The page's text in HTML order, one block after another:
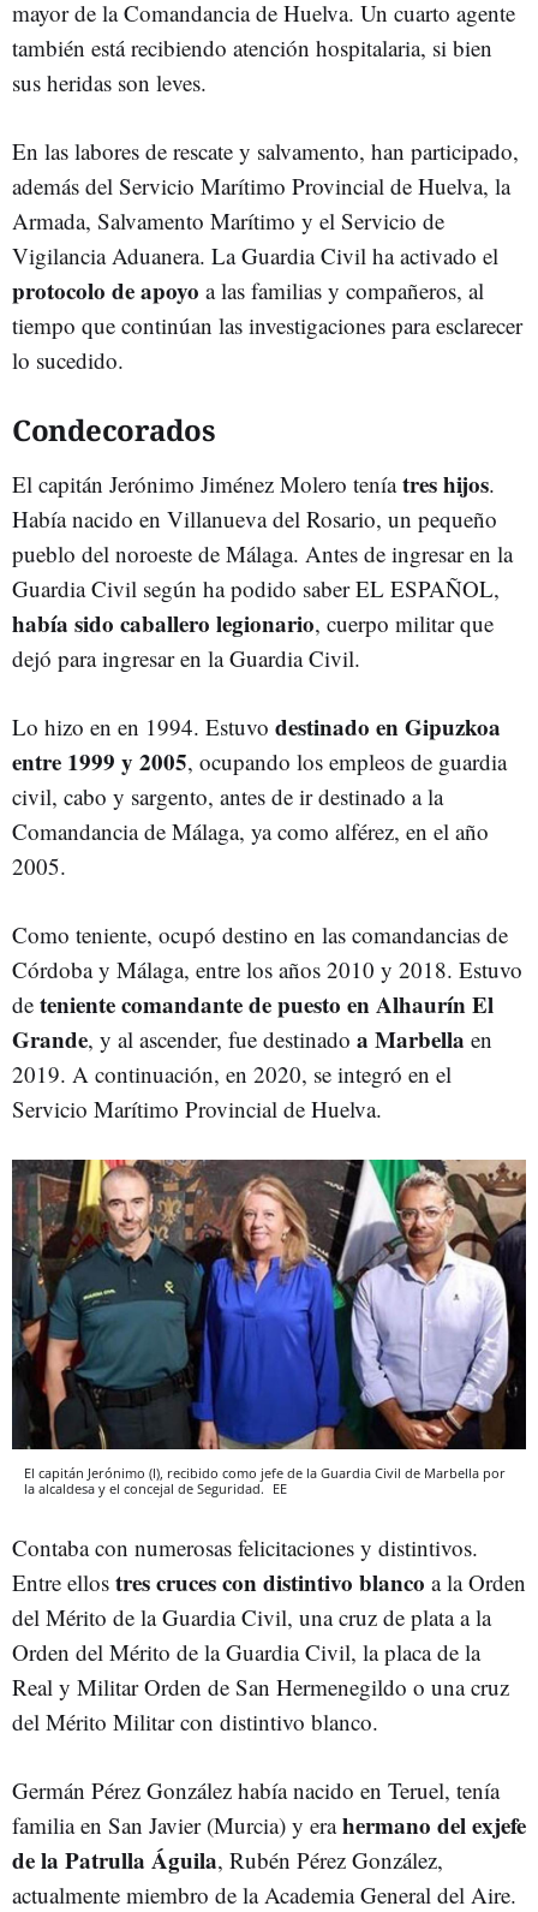
mayor de la Comandancia de Huelva. Un cuarto agente
también está recibiendo atención hospitalaria, si bien
sus heridas son leves.
En las labores de rescate y salvamento, han participado,
además del Servicio Marítimo Provincial de Huelva, la
Armada, Salvamento Marítimo y el Servicio de
Vigilancia Aduanera. La Guardia Civil ha activado el
protocolo de apoyo a las familias y compañeros, al
tiempo que continúan las investigaciones para esclarecer
lo sucedido.
Condecorados
El capitán Jerónimo Jiménez Molero teníatres hijos.
Había nacido en Villanueva del Rosario, un pequeño
pueblo del noroeste de Málaga. Antes de ingresar en la
Guardia Civil según ha podido saber EL ESPAÑOL,
había sido caballero legionario, cuerpo militar que
dejó para ingresar en la Guardia Civil.
Lo hizo en en 1994. Estuvo destinado en Gipuzkoa
entre 1999 y 2005, ocupando los empleos de guardia
civil, cabo y sargento, antes de ir destinado a la
Comandancia de Málaga, ya como alférez, en el año
2005.
Como teniente, ocupó destino en las comandancias de
Córdoba y Málaga, entre los años 2010 y 2018. Estuvo
de teniente comandante de puesto en Alhaurín El
Grande, y al ascender, fue destinado a Marbella en
2019. A continuación, en 2020, se integró en el
Servicio Marítimo Provincial de Huelva.
El capitán Jerónimo (I), recibido como jefe de la Guardia Civil de Marbella por
la alcaldesa y el concejal de Seguridad. EE
Contaba con numerosas felicitaciones y distintivos.
Entre ellos tres cruces con distintivo blanco a la Orden
del Mérito de la Guardia Civil, una cruz de plata a la
Orden del Mérito de la Guardia Civil, la placa de la
Real y Militar Orden de San Hermenegildo o una cruz
del Mérito Militar con distintivo blanco.
Germán Pérez González había nacido en Teruel, tenía
familia en San Javier (Murcia) y erahermano del exjefe
de la Patrulla Águila, Rubén Pérez González,
actualmente miembro de la Academia General del Aire.